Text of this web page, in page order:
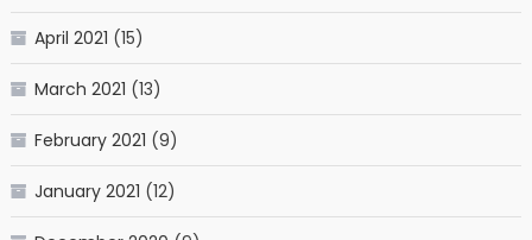
April 2021 (15)
March 2021 (13)
February 2021 (9)
January 2021 (12)